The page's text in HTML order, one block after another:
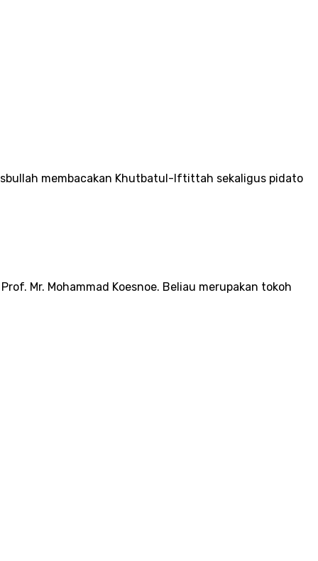
membacakan Khutbatul-Iftittah sekaligus pidato
Mr. Mohammad Koesnoe. Beliau merupakan tokoh